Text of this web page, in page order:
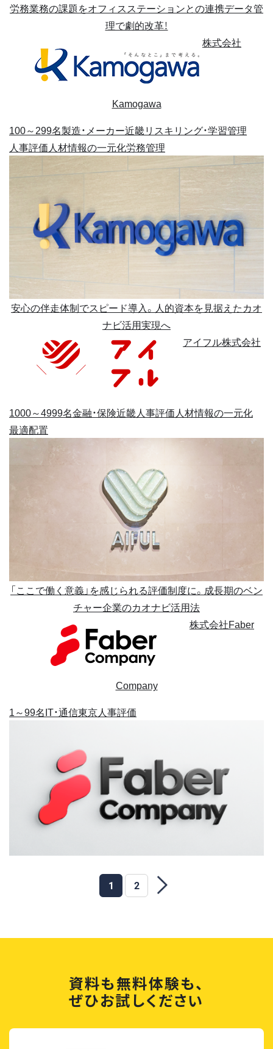
労務業務の課題をオフィスステーションとの連携データ管
理で劇的改革！
株式会社
Kamogawa
100～299名製造・メーカー近畿リスキリング・学習管理
人事評価人材情報の一元化労務管理
安心の伴走体制でスピード導入。人的資本を見据えたカオ
ナビ活用実現へ
アイフル株式会社
1000～4999名金融・保険近畿人事評価人材情報の一元化
最適配置
「ここで働く意義」を感じられる評価制度に。成長期のベン
チャー企業のカオナビ活用法
株式会社Faber
Company
1～99名IT・通信東京人事評価
1 2
資料も無料体験も、
ぜひお試しください